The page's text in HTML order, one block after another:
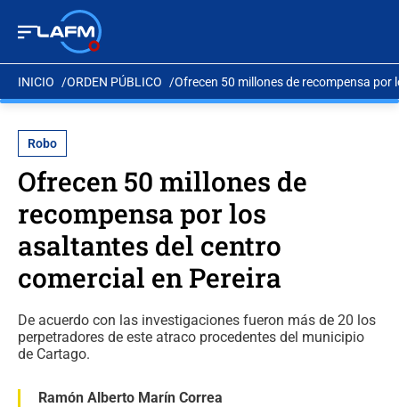
INICIO ORDEN PÚBLICO Ofrecen 50 millones de recompensa
Robo
Ofrecen 50 millones de
recompensa por los
asaltantes del centro
comercial en Pereira
De acuerdo con las investigaciones fueron más de 20 los
perpetradores de este atraco procedentes del municipio
de Cartago.
Ramón Alberto Marín Correa